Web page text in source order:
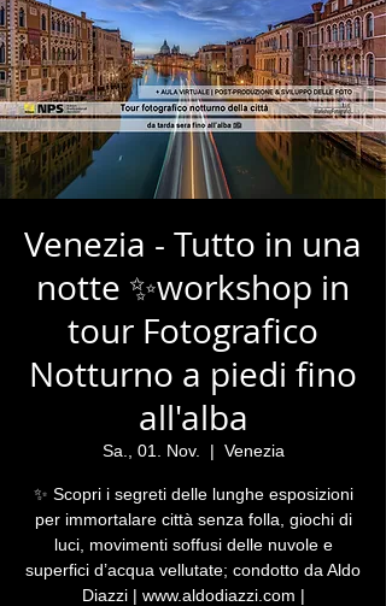
Venezia - Tutto in una
notte ✨workshop in
tour Fotografico
Notturno a piedi fino
all'alba
Sa., 01. Nov.
  |
Venezia
✨ Scopri i segreti delle lunghe esposizioni
per immortalare città senza folla, giochi di
luci, movimenti soffusi delle nuvole e
superfici d’acqua vellutate; condotto da Aldo
Diazzi | www.aldodiazzi.com |